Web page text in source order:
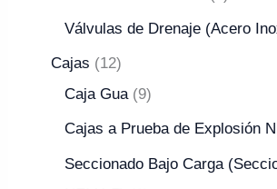
Válvulas de Drenaje (Acero
Cajas
12
Caja Gua
9
Cajas a Prueba de Explosión
Seccionado Bajo Carga